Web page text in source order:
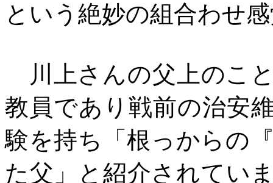
という絶妙の組合わせ
川上さんの父上のこ
教員であり戦前の治安
験を持ち「根っからの
た父」と紹介されてい